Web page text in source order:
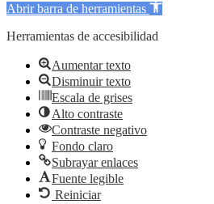
Abrir barra de herramientas
Herramientas de accesibilidad
Aumentar texto
Disminuir texto
Escala de grises
Alto contraste
Contraste negativo
Fondo claro
Subrayar enlaces
Fuente legible
Reiniciar